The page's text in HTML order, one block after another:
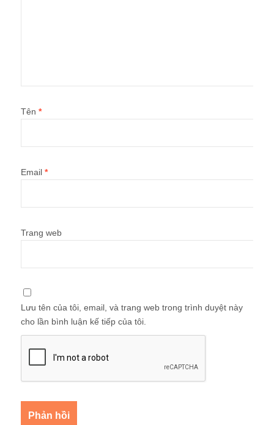
Tên *
Email *
Trang web
Lưu tên của tôi, email, và trang web trong trình duyệt này
cho lần bình luận kế tiếp của tôi.